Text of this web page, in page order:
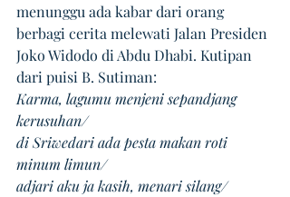
menunggu ada kabar dari orang
berbagi cerita melewati Jalan Presiden
Joko Widodo di Abdu Dhabi. Kutipan
dari puisi B. Sutiman:
Karma, lagumu menjeni sepandjang
kerusuhan/
di Sriwedari ada pesta makan roti
minum limun/
adjari aku ja kasih, menari silang/